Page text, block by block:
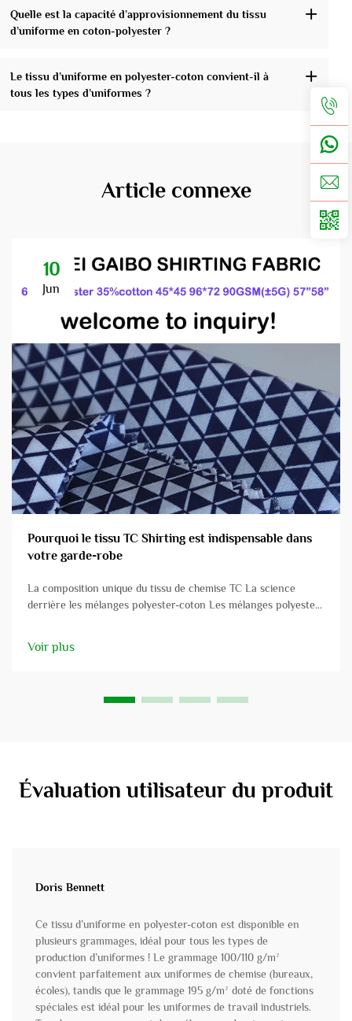
Quelle est la capacité d’approvisionnement du tissu
d’uniforme en coton-polyester ?
Le tissu d’uniforme en polyester-coton convient-il à
tous les types d’uniformes ?
Article connexe
10
Jun
Pourquoi le tissu TC Shirting est indispensable dans
votre garde-robe
La composition unique du tissu de chemise TC La science
derrière les mélanges polyester-coton Les mélanges polyester-
durabilité accrue et...
Voir plus
Évaluation utilisateur du produit
Doris Bennett
Ce tissu d’uniforme en polyester-coton est disponible en
plusieurs grammages, idéal pour tous les types de
production d’uniformes ! Le grammage 100/110 g/m²
convient parfaitement aux uniformes de chemise (bureaux,
écoles), tandis que le grammage 195 g/m² doté de fonctions
spéciales est idéal pour les uniformes de travail industriels.